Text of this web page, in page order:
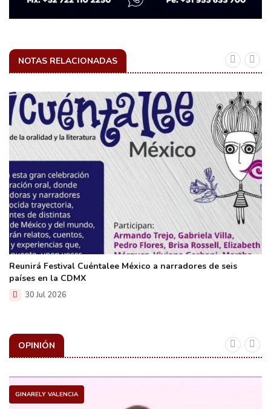
NOTAS RELACIONADAS
Reunirá Festival Cuéntalee México a narradores de seis
países en la CDMX
30 Jul 2026
OPINIÓN
GINARELY VALENCIA